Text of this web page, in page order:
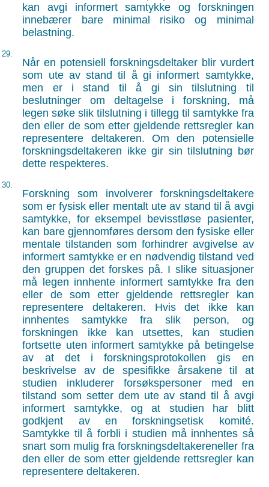
kan avgi informert samtykke og forskningen
innebærer bare minimal risiko og minimal
belastning.
29.
Når en potensiell forskningsdeltaker blir vurdert
som ute av stand til å gi informert samtykke,
men er i stand til å gi sin tilslutning til
beslutninger om deltagelse i forskning, må
legen søke slik tilslutning i tillegg til samtykke fra
den eller de som etter gjeldende rettsregler kan
representere deltakeren. Om den potensielle
forskningsdeltakeren ikke gir sin tilslutning bør
dette respekteres.
30.
Forskning som involverer forskningsdeltakere
som er fysisk eller mentalt ute av stand til å avgi
samtykke, for eksempel bevisstløse pasienter,
kan bare gjennomføres dersom den fysiske eller
mentale tilstanden som forhindrer avgivelse av
informert samtykke er en nødvendig tilstand ved
den gruppen det forskes på. I slike situasjoner
må legen innhente informert samtykke fra den
eller de som etter gjeldende rettsregler kan
representere deltakeren. Hvis det ikke kan
innhentes samtykke fra slik person, og
forskningen ikke kan utsettes, kan studien
fortsette uten informert samtykke på betingelse
av at det i forskningsprotokollen gis en
beskrivelse av de spesifikke årsakene til at
studien inkluderer forsøkspersoner med en
tilstand som setter dem ute av stand til å avgi
informert samtykke, og at studien har blitt
godkjent av en forskningsetisk komité.
Samtykke til å forbli i studien må innhentes så
snart som mulig fra forskningsdeltakereneller fra
den eller de som etter gjeldende rettsregler kan
representere deltakeren.